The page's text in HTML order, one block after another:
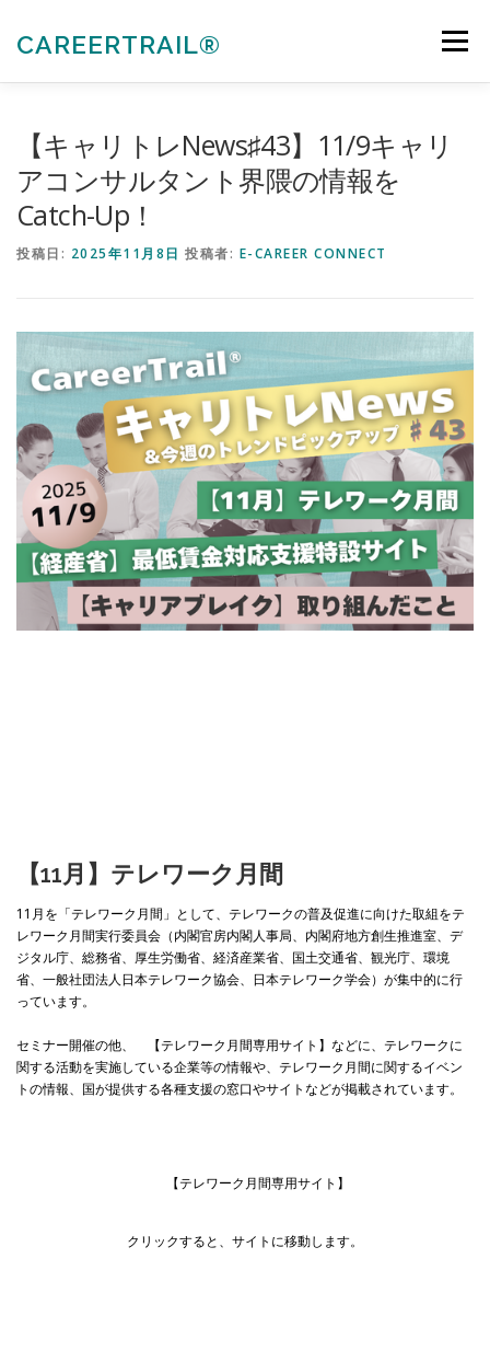
CAREERTRAIL® メニュー
法人向けサービス
【キャリトレNews♯43】11/9キャリ
アコンサルタント界隈の情報を
Catch-Up！
投稿日: 2025年11月8日 投稿者: E-CAREER CONNECT
【11月】 テレワーク月間
11月を「テレワーク月間」として、テレワークの普及促進に向けた取組をテ
レワーク月間実行委員会（内閣官房内閣人事局、内閣府地方創生推進室、デ
ジタル庁、総務省、厚生労働省、経済産業省、国土交通省、観光庁、環境
省、一般社団法人日本テレワーク協会、日本テレワーク学会）が集中的に行
っています。
セミナー開催の他、 【テレワーク月間専用サイト】などに、テレワークに
関する活動を実施している企業等の情報や、テレワーク月間に関するイベン
トの情報、国が提供する各種支援の窓口やサイトなどが掲載されています。
【テレワーク月間専用サイト】
クリックすると、サイトに移動します。